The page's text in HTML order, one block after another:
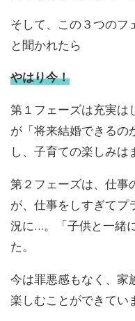
そして、この３つのフ
と聞かれたら
やはり今！
第１フェーズは充実は
が「将来結婚できるの
し、子育ての楽しみは
第２フェーズは、仕事
が、仕事をしすぎてプ
況に…。「子供と一緒
た。
今は罪悪感もなく、家
楽しむことができてい